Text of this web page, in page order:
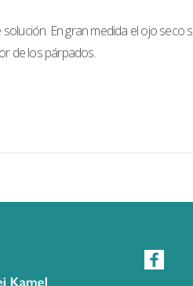
En gran medida el ojo
de los párpados.